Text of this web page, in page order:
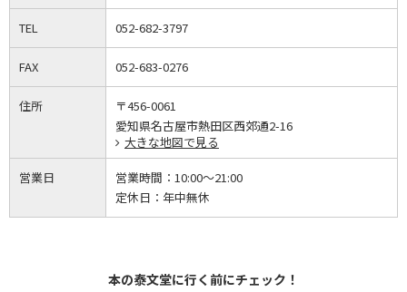
TEL 052-682-3797
FAX 052-683-0276
住所
〒456-0061
愛知県名古屋市熱田区西郊通2-16
大きな地図で見る
営業日 営業時間： 10:00～21:00
定休日： 年中無休
本の泰文堂に行く前にチェック！